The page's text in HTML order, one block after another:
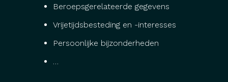
Beroepsgerelateerde gegevens
Vrijetijdsbesteding en -interesses
Persoonlijke bijzonderheden